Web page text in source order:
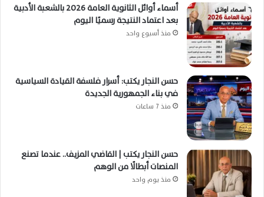
أسماء أوائل الثانوية العامة 2026 بالشعبة الأدبية
بعد اعتماد النتيجة رسميًا اليوم
منذ أسبوع واحد
حسن النجار يكتب: أسرار فلسفة القيادة السياسية
في بناء الجمهورية الجديدة
منذ 7 ساعات
حسن النجار يكتب | القاضي المزيف.. عندما تصنع
المنصات أبطالًا من الوهم
منذ يوم واحد